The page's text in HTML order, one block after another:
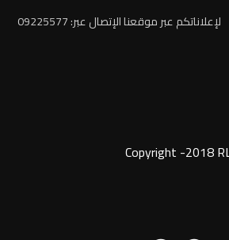
لإعلاناتكم عبر موقعنا الإتصال عبر: 09225577
Copyright -2018